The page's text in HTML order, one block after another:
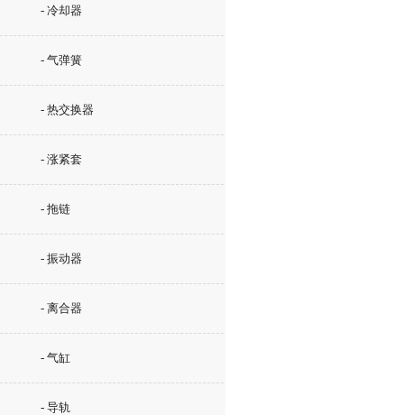
- 冷却器
- 气弹簧
- 热交换器
- 涨紧套
- 拖链
- 振动器
- 离合器
- 气缸
- 导轨